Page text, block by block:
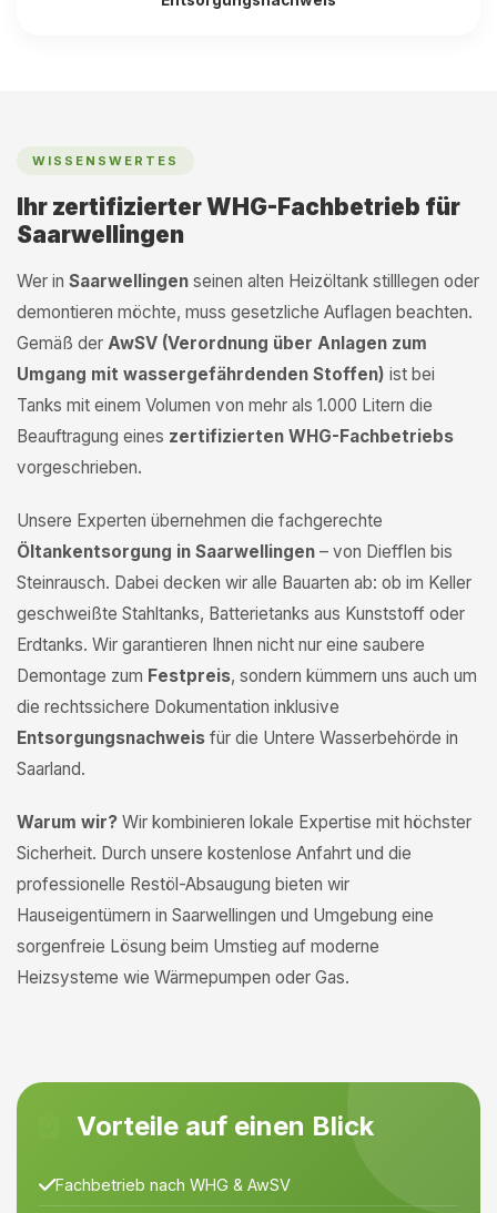
WISSENSWERTES
Ihr zertifizierter WHG-Fachbetrieb für
Saarwellingen
Wer in Saarwellingen seinen alten Heizöltank stilllegen oder
demontieren möchte, muss gesetzliche Auflagen beachten.
Gemäß der AwSV (Verordnung über Anlagen zum
Umgang mit wassergefährdenden Stoffen) ist bei
Tanks mit einem Volumen von mehr als 1.000 Litern die
Beauftragung eines zertifizierten WHG-Fachbetriebs
vorgeschrieben.
Unsere Experten übernehmen die fachgerechte
Öltankentsorgung in Saarwellingen – von Diefflen bis
Steinrausch. Dabei decken wir alle Bauarten ab: ob im Keller
geschweißte Stahltanks, Batterietanks aus Kunststoff oder
Erdtanks. Wir garantieren Ihnen nicht nur eine saubere
Demontage zum Festpreis, sondern kümmern uns auch um
die rechtssichere Dokumentation inklusive
Entsorgungsnachweis für die Untere Wasserbehörde in
Saarland.
Warum wir? Wir kombinieren lokale Expertise mit höchster
Sicherheit. Durch unsere kostenlose Anfahrt und die
professionelle Restöl-Absaugung bieten wir
Hauseigentümern in Saarwellingen und Umgebung eine
sorgenfreie Lösung beim Umstieg auf moderne
Heizsysteme wie Wärmepumpen oder Gas.
Vorteile auf einen Blick
Fachbetrieb nach WHG & AwSV